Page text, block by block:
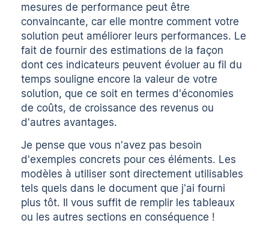
mesures de performance peut être
convaincante, car elle montre comment votre
solution peut améliorer leurs performances. Le
fait de fournir des estimations de la façon
dont ces indicateurs peuvent évoluer au fil du
temps souligne encore la valeur de votre
solution, que ce soit en termes d'économies
de coûts, de croissance des revenus ou
d'autres avantages.
Je pense que vous n'avez pas besoin
d'exemples concrets pour ces éléments. Les
modèles à utiliser sont directement utilisables
tels quels dans le document que j'ai fourni
plus tôt. Il vous suffit de remplir les tableaux
ou les autres sections en conséquence !